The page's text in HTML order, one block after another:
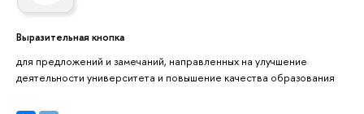
Выразительная кнопка
для предложений и замечаний, направленных на улучшение
деятельности университета и повышение качества образования